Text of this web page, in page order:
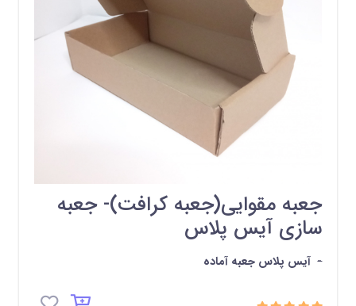
جعبه مقوایی(جعبه کرافت)- جعبه
سازی آیس پلاس
- آیس پلاس جعبه آماده